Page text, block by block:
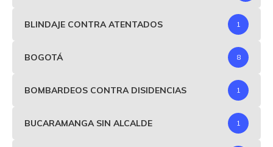
BLINDAJE CONTRA ATENTADOS 1
BOGOTÁ 8
BOMBARDEOS CONTRA DISIDENCIAS 1
BUCARAMANGA SIN ALCALDE 1